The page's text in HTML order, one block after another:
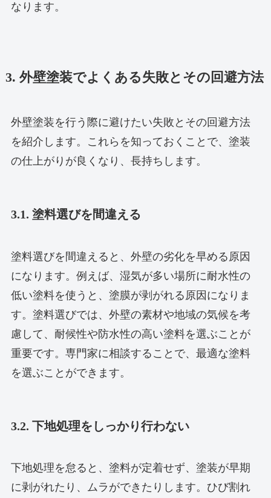
なります。
3. 外壁塗装でよくある失敗とその回避方法
外壁塗装を行う際に避けたい失敗とその回避方法
を紹介します。これらを知っておくことで、塗装
の仕上がりが良くなり、長持ちします。
3.1. 塗料選びを間違える
塗料選びを間違えると、外壁の劣化を早める原因
になります。例えば、湿気が多い場所に耐水性の
低い塗料を使うと、塗膜が剥がれる原因になりま
す。塗料選びでは、外壁の素材や地域の気候を考
慮して、耐候性や防水性の高い塗料を選ぶことが
重要です。専門家に相談することで、最適な塗料
を選ぶことができます。
3.2. 下地処理をしっかり行わない
下地処理を怠ると、塗料が定着せず、塗装が早期
に剥がれたり、ムラができたりします。ひび割れ